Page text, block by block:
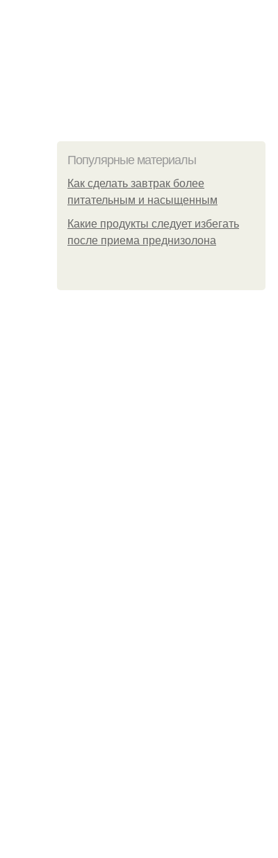
Популярные материалы
Как сделать завтрак более
питательным и насыщенным
Какие продукты следует избегать
после приема преднизолона